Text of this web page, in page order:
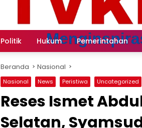
Politik
Hukum Pemerintahan
Beranda Nasional
Nasional News Peristiwa Uncategorized
Reses Ismet
Selatan,